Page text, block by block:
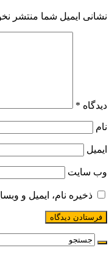
نشانی ایمیل شما منتشر
دیدگاه *
نام
ایمیل
وب‌ سایت
ذخیره نام، ایمیل و